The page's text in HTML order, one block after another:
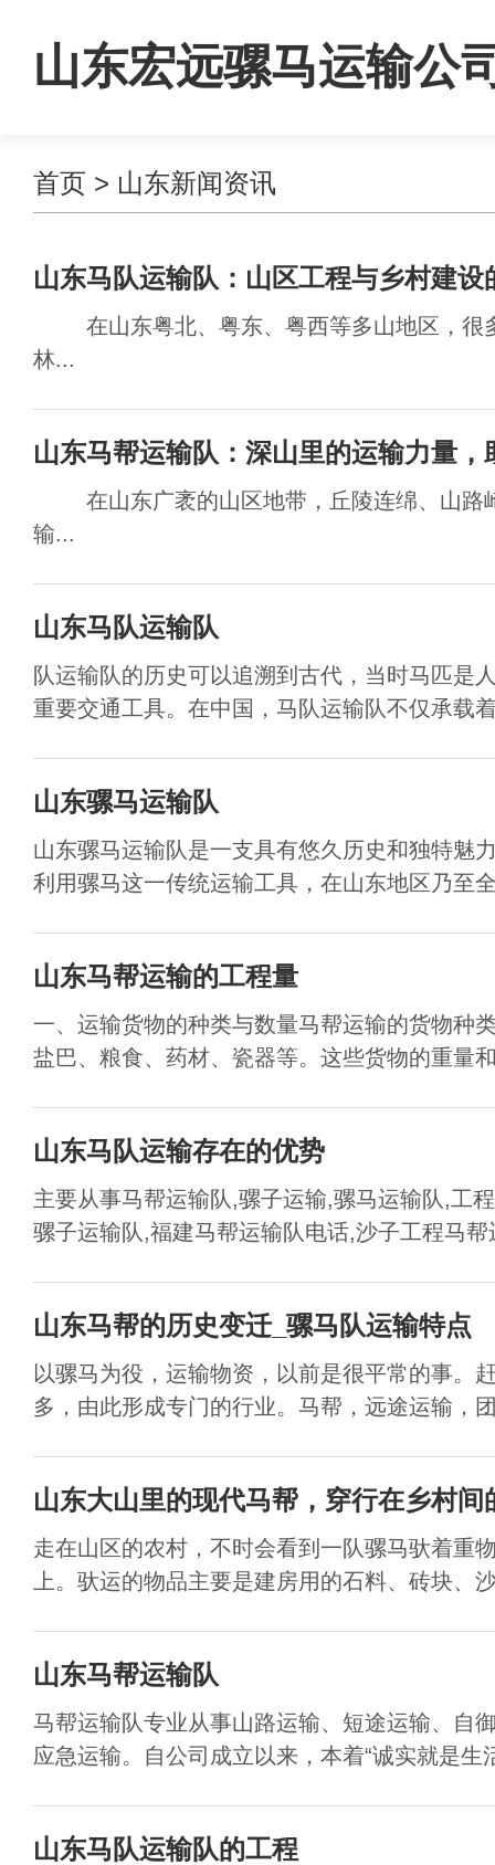
山东宏远骡马运输公
首页 > 山东新闻资讯
山东马队运输队：山区工程与乡村建设
在山东粤北、粤东、粤西等多山地区，很
林...
山东马帮运输队：深山里的运输力量，
在山东广袤的山区地带，丘陵连绵、山路
输...
山东马队运输队
队运输队的历史可以追溯到古代，当时马匹是
重要交通工具。在中国，马队运输队不仅承载
山东骡马运输队
山东骡马运输队是一支具有悠久历史和独特魅
利用骡马这一传统运输工具，在山东地区乃至
山东马帮运输的工程量
一、运输货物的种类与数量马帮运输的货物种
盐巴、粮食、药材、瓷器等。这些货物的重量
山东马队运输存在的优势
主要从事马帮运输队,骡子运输,骡马运输队,工
骡子运输队,福建马帮运输队电话,沙子工程马帮
山东马帮的历史变迁_骡马队运输特点
以骡马为役，运输物资，以前是很平常的事。
多，由此形成专门的行业。马帮，远途运输，
山东大山里的现代马帮，穿行在乡村间
走在山区的农村，不时会看到一队骡马驮着重
上。驮运的物品主要是建房用的石料、砖块、
山东马帮运输队
马帮运输队专业从事山路运输、短途运输、自
应急运输。自公司成立以来，本着“诚实就是生
山东马队运输队的工程